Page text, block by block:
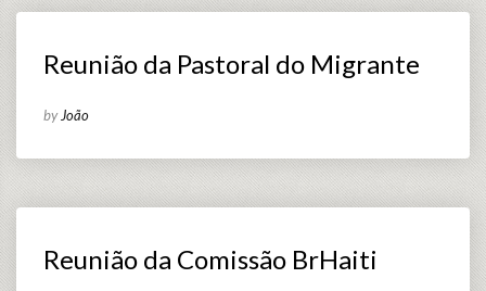
Reunião da Pastoral do Migrante
by João
Reunião da Comissão BrHaiti